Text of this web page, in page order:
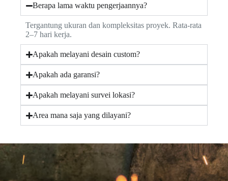
Berapa lama waktu pengerjaannya?
Tergantung ukuran dan kompleksitas proyek. Rata-rata
2–7 hari kerja.
Apakah melayani desain custom?
Apakah ada garansi?
Apakah melayani survei lokasi?
Area mana saja yang dilayani?